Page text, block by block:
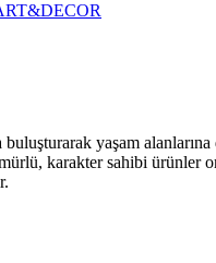
yaşam
karakter sahibi ürünler